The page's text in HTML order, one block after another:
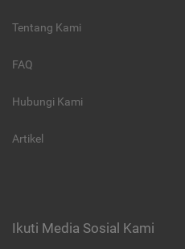
Tentang Kami
FAQ
Hubungi Kami
Artikel
Ikuti Media Sosial Kami